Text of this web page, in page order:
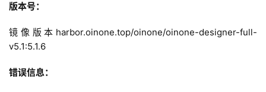
版本号：
镜像版本harbor.oinone.top/oinone/oinone-designer-full-
v5.1:5.1.6
错误信息：